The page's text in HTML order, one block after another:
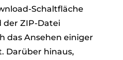
Schaltfläche
der ZIP-Datei
das Ansehen einiger
Darüber hinaus,